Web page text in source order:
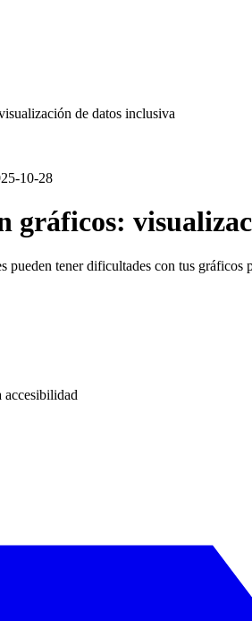
de datos inclusiva
10-28
gráficos:
pueden tener dificultades con tus gráficos
accesibilidad